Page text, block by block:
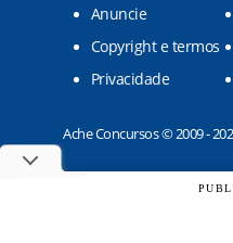
Anuncie
Copyright e termos
Privacidade
Ache Concursos © 2009 -